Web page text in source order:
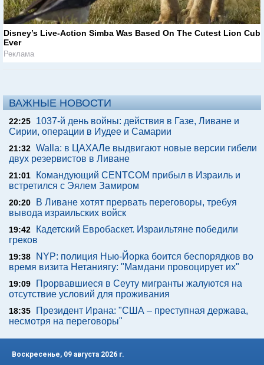
Disney’s Live-Action Simba Was Based On The Cutest Lion Cub
Ever
Реклама
ВАЖНЫЕ НОВОСТИ
22:25
1037-й день войны: действия в Газе, Ливане и
Сирии, операции в Иудее и Самарии
21:32 Walla: в ЦАХАЛе выдвигают новые версии гибели
двух резервистов в Ливане
21:01
Командующий CENTCOM прибыл в Израиль и
встретился с Эялем Замиром
20:20
В Ливане хотят прервать переговоры, требуя
вывода израильских войск
19:42
Кадетский Евробаскет. Израильтяне победили
греков
19:38
NYP: полиция Нью-Йорка боится беспорядков во
время визита Нетаниягу: "Мамдани провоцирует их"
19:09
Прорвавшиеся в Сеуту мигранты жалуются на
отсутствие условий для проживания
18:35
Президент Ирана: "США – преступная держава,
несмотря на переговоры"
Воскресенье, 09 августа 2026 г.